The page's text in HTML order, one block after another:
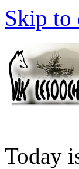
Skip to
Today